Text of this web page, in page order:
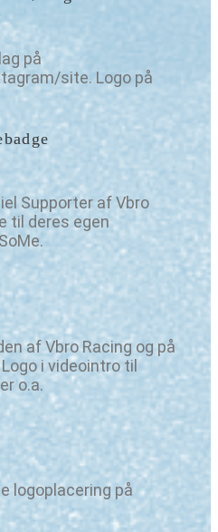
på
site. Logo på
Supporter af Vbro
til deres egen
af Vbro Racing og på
i videointro til
o.a.
logoplacering på